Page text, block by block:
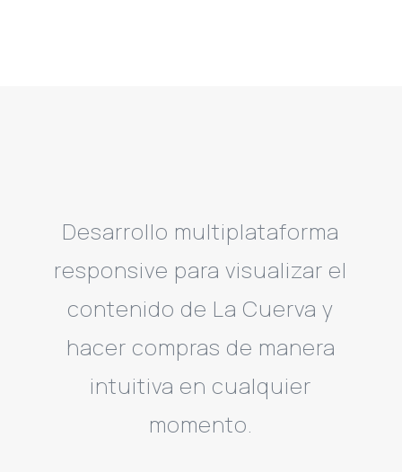
Desarrollo multiplataforma
responsive para visualizar el
contenido de La Cuerva y
hacer compras de manera
intuitiva en cualquier
momento.